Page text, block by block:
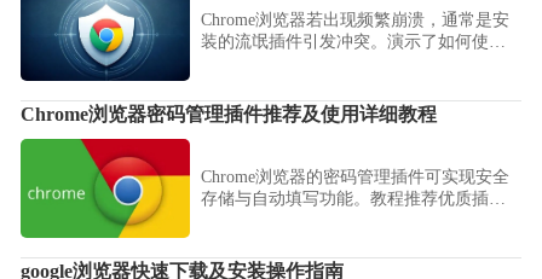
Chrome浏览器若出现频繁崩溃，通常是安
装的流氓插件引发冲突。演示了如何使用
境。
Chrome浏览器密码管理插件推荐及使用详细教程
Chrome浏览器的密码管理插件可实现安全
存储与自动填写功能。教程推荐优质插件
google浏览器快速下载及安装操作指南